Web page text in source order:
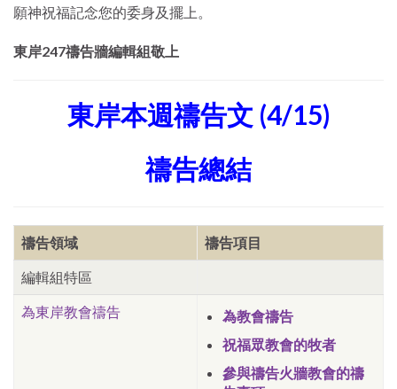
願神祝福記念您的委身及擺上。
東岸247禱告牆編輯組敬上
東岸本週禱告文 (4/15)
禱告總結
禱告領域 禱告項目
編輯組特區
為東岸教會禱告
為教會禱告
祝福眾教會的牧者
參與禱告火牆教會的禱